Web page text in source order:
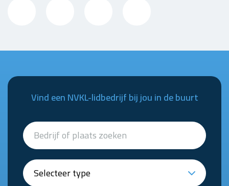
Vind een NVKL-lidbedrijf bij jou in de buurt